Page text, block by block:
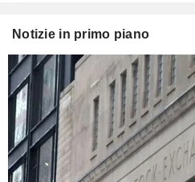
Notizie in primo piano